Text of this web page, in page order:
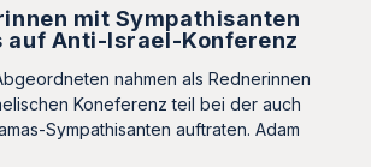
mit Sympathisanten
auf Anti-Israel-Konferenz
nahmen als Rednerinnen
Koneferenz teil bei der auch
Sympathisanten auftraten. Adam